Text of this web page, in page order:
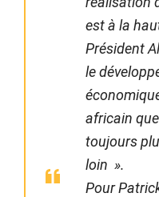
est à la
Président
le
africain
toujours
loin ».
Pour